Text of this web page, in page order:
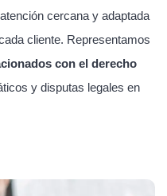
cercana y adaptada
cliente. Representamos
con el derecho
y disputas legales en